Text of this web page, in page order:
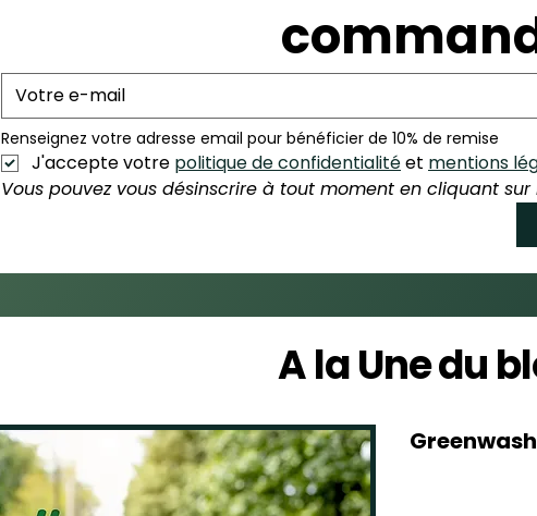
Renseignez votre adresse email pour bénéficier de 10% de remise
J'accepte votre politique de confidentialité et mentions
Vous pouvez vous désinscrire à tout moment en cliquant
A la Une du